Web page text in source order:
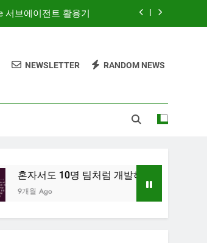
시대의 새로운 흐름
확히’ 보여주는 시대
시대의 새로운 흐름
NEWSLETTER RANDOM NEWS
명 팀처럼 개발하기: Claude Code 서브에이전트